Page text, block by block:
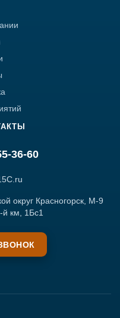
36-60
округ Красногорск, М-9
й км, 1Бс1